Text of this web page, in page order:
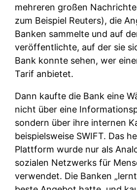
mehreren großen
zum Beispiel Reuters), die
Banken sammelte und auf
veröffentlichte, auf der sie
Bank konnte sehen, wer
Tarif anbietet.
Dann kaufte die Bank eine
nicht über eine
sondern über ihre internen
beispielsweise SWIFT. Das
Plattform wurde nur als
sozialen Netzwerks für
verwendet. Die Banken